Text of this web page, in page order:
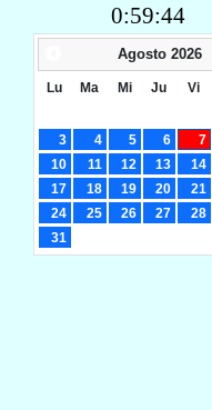
0:59:45
Agosto 2026
Lu Ma Mi Ju Vi
3
4 5 6 7
10
11 12 13 14
17
18 19 20 21
24
25 26 27 28
31